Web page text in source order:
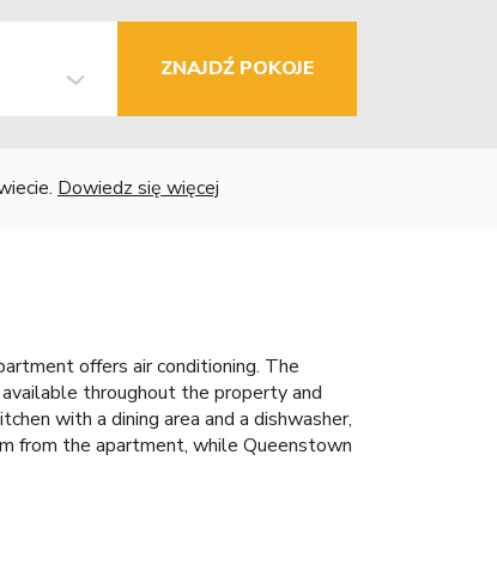
ZNAJDŹ POKOJE
Dowiedz się więcej
offers air conditioning. The
throughout the property and
with a dining area and a dishwasher,
from the apartment, while Queenstown